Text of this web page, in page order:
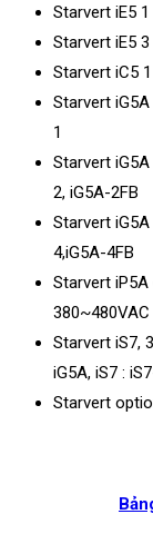
Starvert iE5
Starvert iE5
Starvert iC5
Starvert
1
Starvert
2, iG5A-2FB
Starvert
4,iG5A-4FB
Starvert
Starvert iS7,
iG5A, iS7 :
Starvert